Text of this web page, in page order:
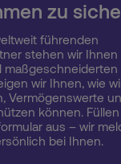
zu
führenden
stehen wir Ihnen
wir Ihnen, wie
Vermögenswerte
können.
aus – wir
bei Ihnen.